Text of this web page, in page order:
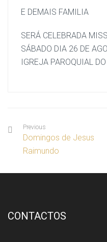
E DEMAIS FAMILIA
SERÁ CELEBRADA
SÁBADO DIA 26 DE
IGREJA PAROQUIAL
Previous
Domingos de Jesus
Raimundo
CONTACTOS